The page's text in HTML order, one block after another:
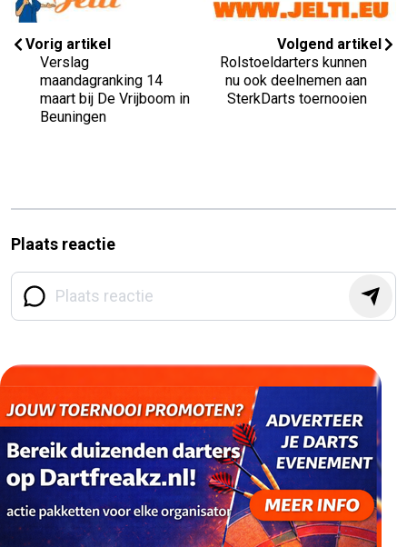
Vorig artikel
Verslag
maandagranking 14
maart bij De Vrijboom in
Beuningen
Volgend artikel
Rolstoeldarters kunnen
nu ook deelnemen aan
SterkDarts toernooien
Plaats reactie